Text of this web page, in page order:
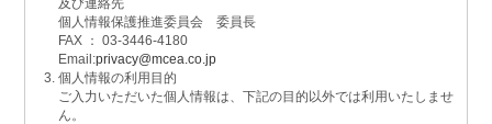
及び連絡先
個人情報保護推進委員会 委員長
FAX ： 03-3446-4180
Email:privacy@mcea.co.jp
個人情報の利用目的
ご入力いただいた個人情報は、下記の目的以外では利用いたしませ
ん。